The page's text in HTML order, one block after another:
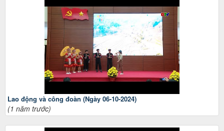
Lao động và công đoàn (Ngày 06-10-2024)
(1 năm trước)